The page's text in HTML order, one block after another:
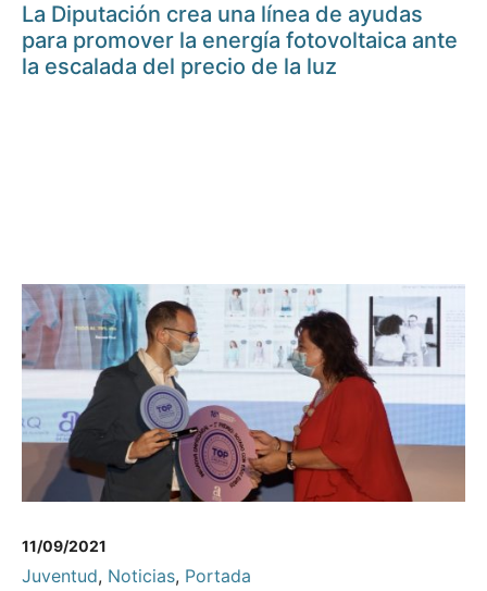
La Diputación crea una línea de ayudas
para promover la energía fotovoltaica ante
la escalada del precio de la luz
11/09/2021
Juventud, Noticias, Portada